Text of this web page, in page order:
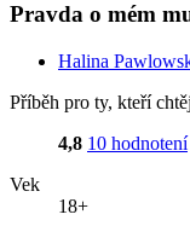
Pravda o mém
Halina
Příběh pro ty, kteří
4,8 10 hodnotení
Vek
18+